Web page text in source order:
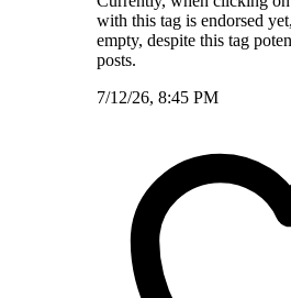
with this tag is endorsed
empty, despite this tag
posts.
7/12/26, 8:45 PM